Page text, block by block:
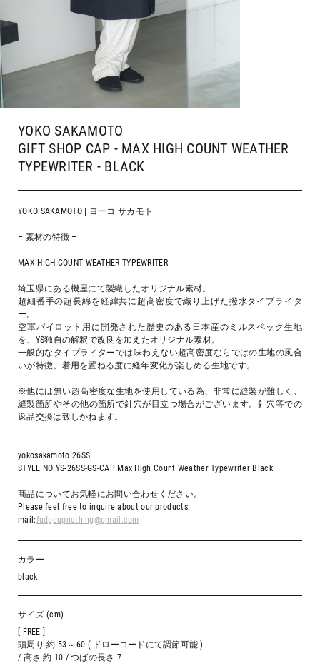
YOKO SAKAMOTO
GIFT SHOP CAP - MAX HIGH COUNT WEATHER
TYPEWRITER - BLACK
YOKO SAKAMOTO | ヨーコ サカモト
– 素材の特徴 –
MAX HIGH COUNT WEATHER TYPEWRITER
埼玉県にある機屋にて製織したオリジナル素材。
超細番手の超長綿を経緯共に超高密度で織り上げた撥水タイプライタ
ー。
空軍パイロット用に開発された歴史のある日本産のミルスペック生地
を、YS独自の解釈で改良を加えたオリジナル素材。
一般的なタイプライターでは味わえない超高密度ならではの生地の風合
いが特徴。着用を置ねる度に経年変化が楽しめる生地です。
※他には無い超高密度な生地を使用している為、非常に縫製が難しく、
縫製箇所やその他の箇所で針穴が目立つ場合がございます。針穴等での
返品交換は致しかねます。
yokosakamoto 26SS
STYLE NO YS-26SS-GS-CAP Max High Count Weather Typewriter Black
商品についてお気軽にお問い合わせください。
Please feel free to inquire about our products.
mail:fudgeupnothing@gmail.com
カラー
black
サイズ (cm)
[ FREE ]
頭周り 約 53 ~ 60 ( ドローコードにて調節可能 )
/ 高さ 約 10 / つばの長さ 7